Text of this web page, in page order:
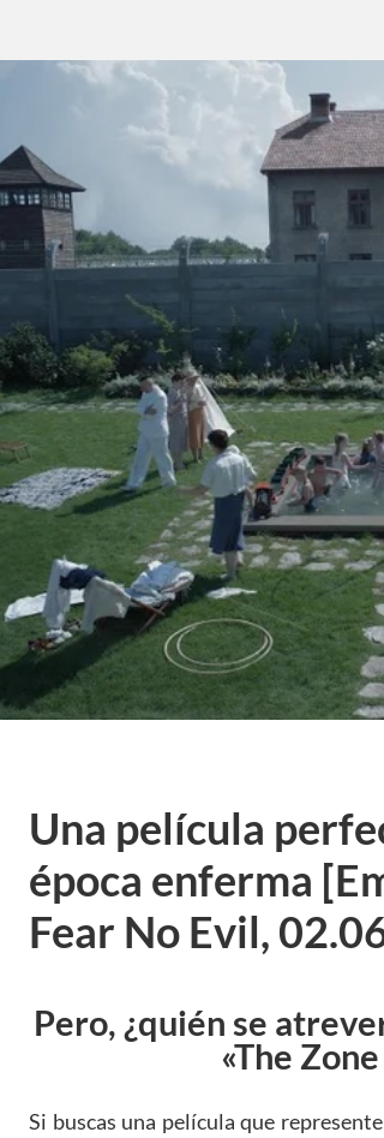
Una película
época enferma
Fear No Evil,
Pero, ¿quién se
«The
Si buscas una película que